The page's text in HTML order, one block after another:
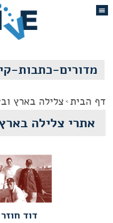
מדורים-כתבות-
דף הבית צלילה בארץ
אתרי צלילה
דוד